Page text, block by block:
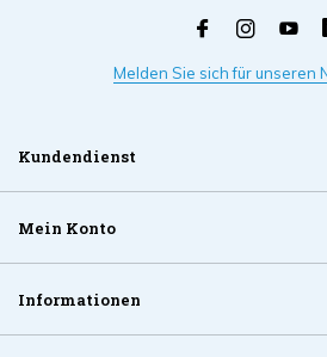
Melden Sie sich für unseren
Kundendienst
Mein Konto
Informationen